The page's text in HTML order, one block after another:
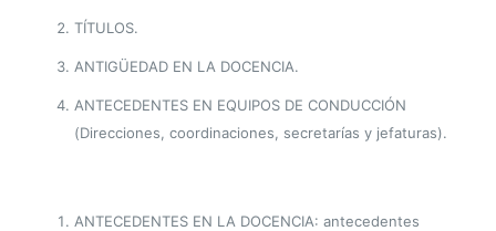
TÍTULOS.
ANTIGÜEDAD EN LA DOCENCIA.
ANTECEDENTES EN EQUIPOS DE CONDUCCIÓN
(Direcciones, coordinaciones, secretarías y jefaturas).
ANTECEDENTES EN LA DOCENCIA: antecedentes